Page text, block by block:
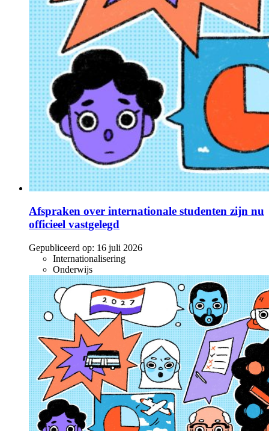
Afspraken over internationale studenten zijn nu
officieel vastgelegd
Gepubliceerd op: 16 juli 2026
Internationalisering
Onderwijs